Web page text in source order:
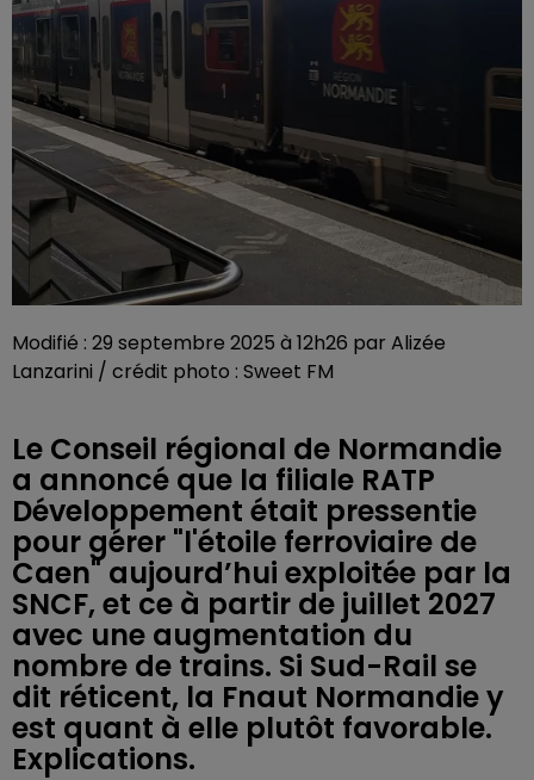
Modifié : 29 septembre 2025 à 12h26 par Alizée
Lanzarini / crédit photo : Sweet FM
Le Conseil régional de Normandie
a annoncé que la filiale RATP
Développement était pressentie
pour gérer "l'étoile ferroviaire de
Caen" aujourd’hui exploitée par la
SNCF, et ce à partir de juillet 2027
avec une augmentation du
nombre de trains. Si Sud-Rail se
dit réticent, la Fnaut Normandie y
est quant à elle plutôt favorable.
Explications.